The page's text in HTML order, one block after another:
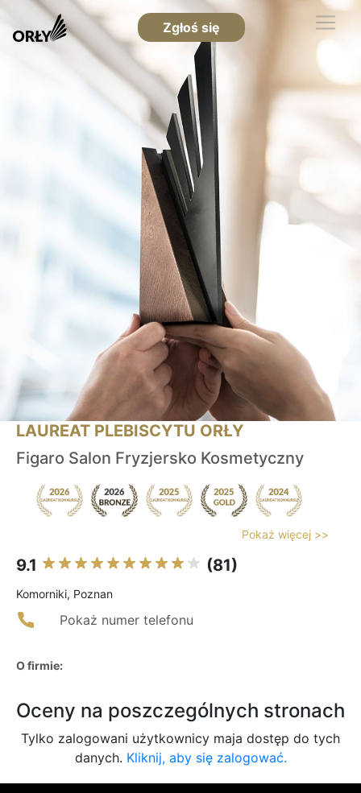
Zgłoś się
LAUREAT PLEBISCYTU ORŁY
Figaro Salon Fryzjersko Kosmetyczny
Pokaż więcej >>
9.1 (81)
Komorniki, Poznan
Pokaż numer telefonu
O firmie:
Oceny na poszczególnych stronach
Tylko zalogowani użytkownicy maja dostęp do tych
danych. Kliknij, aby się zalogować.